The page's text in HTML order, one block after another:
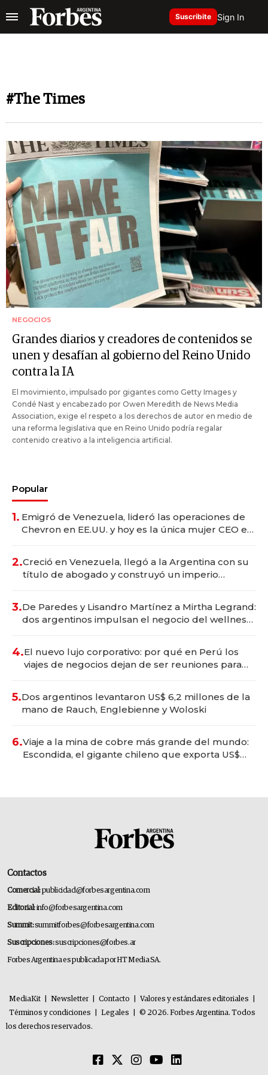
Suscribite Sign In
#The Times
NEGOCIOS
Grandes diarios y creadores de contenidos se
unen y desafían al gobierno del Reino Unido
contra la IA
El movimiento, impulsado por gigantes como Getty Images y
Condé Nast y encabezado por Owen Meredith de News Media
Association, exige el respeto a los derechos de autor en medio de
una reforma legislativa que en Reino Unido podría regalar
contenido creativo a la inteligencia artificial.
Popular
1. Emigró de Venezuela, lideró las operaciones de
Chevron en EE.UU. y hoy es la única mujer CEO en
2.Creció en Venezuela, llegó a la Argentina con su
título de abogado y construyó un imperio
3.De Paredes y Lisandro Martínez a Mirtha Legrand:
dos argentinos impulsan el negocio del wellness
4.El nuevo lujo corporativo: por qué en Perú los
viajes de negocios dejan de ser reuniones para
5.Dos argentinos levantaron US$ 6,2 millones de la
mano de Rauch, Englebienne y Woloski
6.Viaje a la mina de cobre más grande del mundo:
Escondida, el gigante chileno que exporta US$
Contactos
Comercial:publicidad@forbesargentina.com
Editorial:info@forbesargentina.com
Summit:summitforbes@forbesargentina.com
Suscripciones:suscripciones@forbes.ar
Forbes Argentina es publicada por HT Media SA.
MediaKit Newsletter Contacto Valores y estándares editoriales
Términos y condiciones
Legales
© 2026. Forbes Argentina. Todos
los derechos reservados.